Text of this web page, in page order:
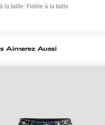
la taille: Fidèle à la taille
Aimerez Aussi